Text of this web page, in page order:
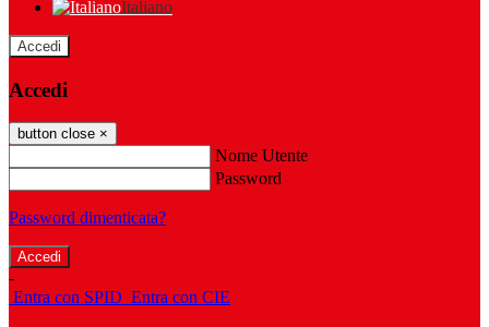
Italiano
Accedi
Accedi
button close ×
Nome Utente
Password
Password dimenticata?
-
Entra con SPID Entra con CIE